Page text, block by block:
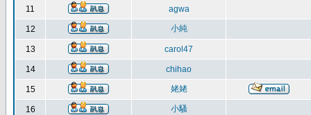
11 agwa
12 小純
13 carol47
14 chihao
15 姥姥
16 小騷